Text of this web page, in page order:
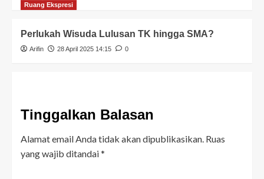
Ruang Ekspresi
Perlukah Wisuda Lulusan TK hingga SMA?
Arifin 28 April 2025 14:15 0
Tinggalkan Balasan
Alamat email Anda tidak akan dipublikasikan. Ruas
yang wajib ditandai*